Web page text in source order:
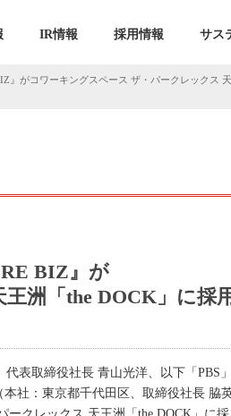
IR情報 採用情報 サス
』がコワーキングスペース ザ・パークレックス
BIZ』が
洲「the DOCK」に採
代表取締役社長 青山光洋、以下「PBS
社：東京都千代田区、取締役社長 脇